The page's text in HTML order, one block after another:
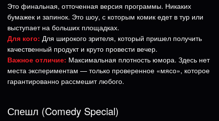
Это финальная, отточенная версия программы. Никаких
бумажек и запинок. Это шоу, с которым комик едет в тур или
выступает на больших площадках.
Для кого: Для широкого зрителя, который пришел получить
качественный продукт и круто провести вечер.
Важное отличие: Максимальная плотность юмора. Здесь нет
места экспериментам — только проверенное «мясо», которое
гарантированно рассмешит любого.
Спешл (Comedy Special)